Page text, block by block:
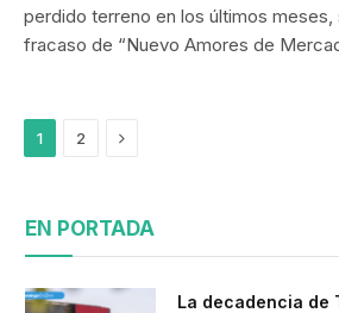
perdido terreno en los últimos
fracaso de “Nuevo Amores de
1 2 Siguiente
EN PORTADA
La decadencia de